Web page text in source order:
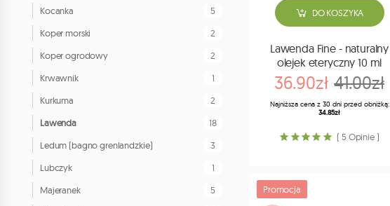
Kocanka 5
Koper morski 2
Koper ogrodowy 2
Krwawnik 1
Kurkuma 2
Lawenda 18
Ledum (bagno grenlandzkie) 3
Lubczyk 1
Majeranek 5
DO KOSZYKA
Lawenda Fine - naturalny
olejek eteryczny 10 ml
36.90zł 41.00zł
Najniższa cena z 30 dni przed obniżką:
34.85zł
( 5 Opinie )
Promocja